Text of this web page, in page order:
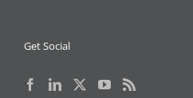
Get Social